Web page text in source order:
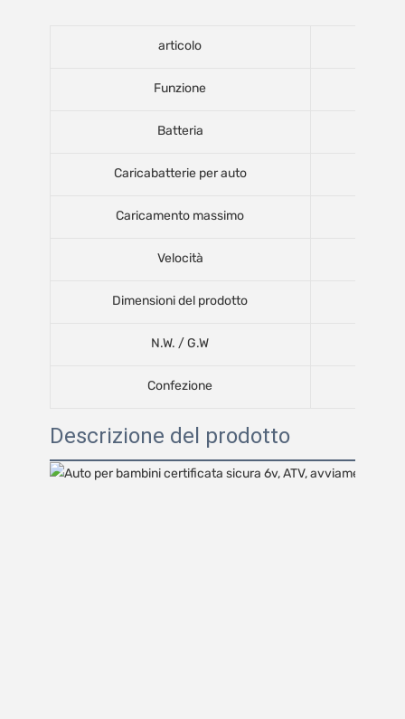
articolo
Funzione
Batteria
Caricabatterie per auto
Caricamento massimo
Velocità
Dimensioni del prodotto
N.W. / G.W
Confezione
Descrizione del prodotto